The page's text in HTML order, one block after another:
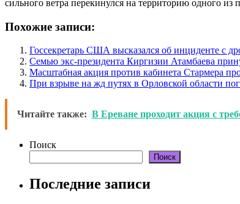
сильного ветра перекинулся на территорию одного из
Похожие записи:
Госсекретарь США высказался об инциденте с
Семью экс-президента Киргизии Атамбаева
Масштабная акция против кабинета Стармера
При взрыве на жд путях в Орловской области
Читайте также: В Ереване проходит акция с
Поиск
Поиск
Последние записи